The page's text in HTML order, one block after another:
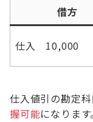
借方
仕入 10,000
仕入値引の勘定科
握可能になります。